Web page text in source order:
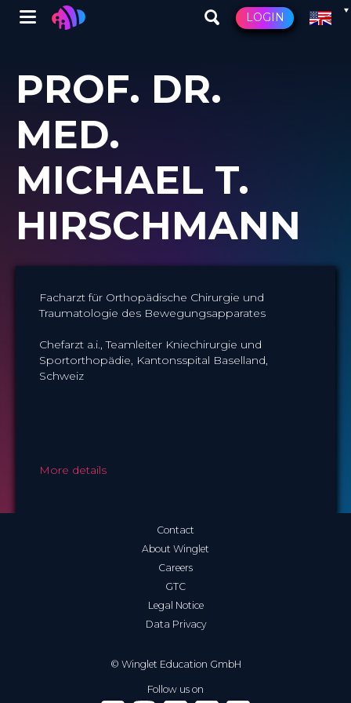
main
content
Winglet LOGIN
PROF. DR.
MED.
MICHAEL T.
HIRSCHMANN
Facharzt für Orthopädische Chirurgie und
Traumatologie des Bewegungsapparates
Chefarzt a.i., Teamleiter Kniechirurgie und
Sportorthopädie, Kantonsspital Baselland,
Schweiz
More details
© Winglet Education GmbH
Contact
About Winglet
Careers
GTC
Legal Notice
Data Privacy
Follow us on